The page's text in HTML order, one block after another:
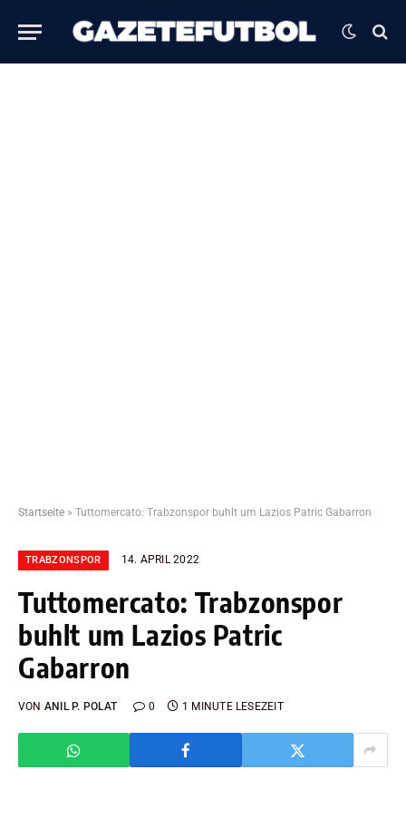
Startseite » Tuttomercato: Trabzonspor buhlt um Lazios Patric Gabarron
TRABZONSPOR 14. APRIL 2022
Tuttomercato: Trabzonspor
buhlt um Lazios Patric
Gabarron
VON ANIL P. POLAT 0 1 MINUTE LESEZEIT